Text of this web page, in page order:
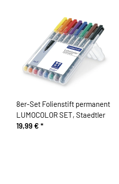
8er-Set Folienstift permanent
LUMOCOLOR SET, Staedtler
19,99 € *